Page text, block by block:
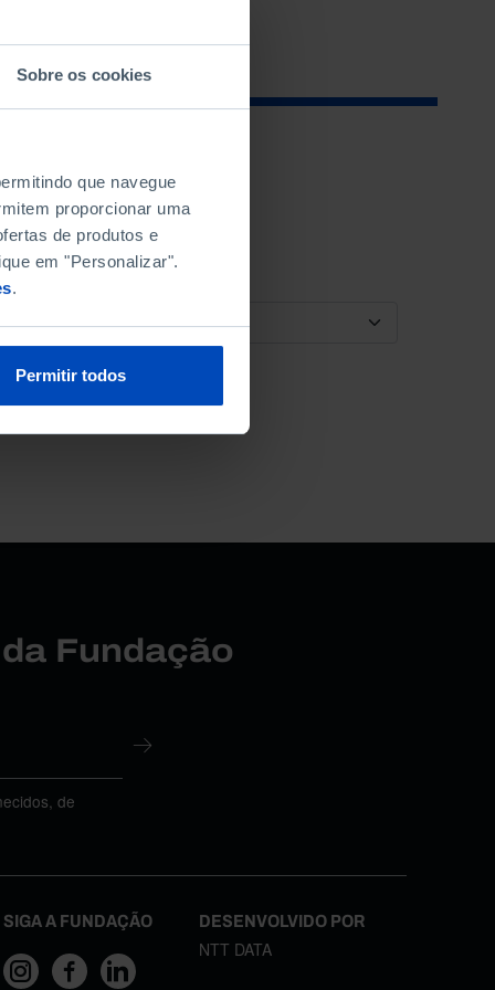
Sobre os cookies
que navegue
proporcionar uma
de produtos e
em "Personalizar".
.
Permitir todos
ORDENAR POR
Fundação
de
SIGA A FUNDAÇÃO DESENVOLVIDO POR
NTT DATA